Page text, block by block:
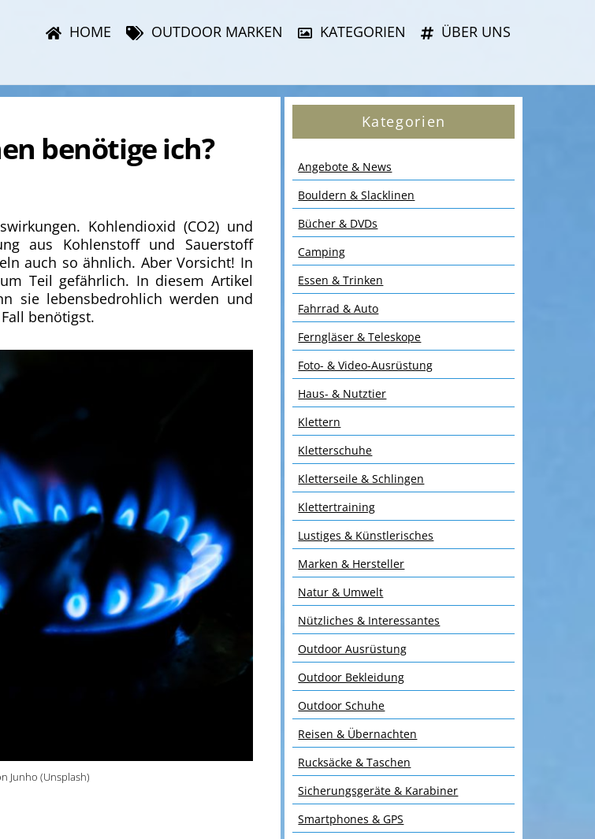
HOME OUTDOOR MARKEN KATEGORIEN ÜBER UNS
benötige ich?
Kohlendioxid (CO2) und
aus Kohlenstoff und Sauerstoff
auch so ähnlich. Aber Vorsicht! In
Teil gefährlich. In diesem Artikel
sie lebensbedrohlich werden und
benötigst.
Junho (Unsplash)
Kategorien
Angebote & News
Bouldern & Slacklinen
Bücher & DVDs
Camping
Essen & Trinken
Fahrrad & Auto
Ferngläser & Teleskope
Foto- & Video-Ausrüstung
Haus- & Nutztier
Klettern
Kletterschuhe
Kletterseile & Schlingen
Klettertraining
Lustiges & Künstlerisches
Marken & Hersteller
Natur & Umwelt
Nützliches & Interessantes
Outdoor Ausrüstung
Outdoor Bekleidung
Outdoor Schuhe
Reisen & Übernachten
Rucksäcke & Taschen
Sicherungsgeräte & Karabiner
Smartphones & GPS